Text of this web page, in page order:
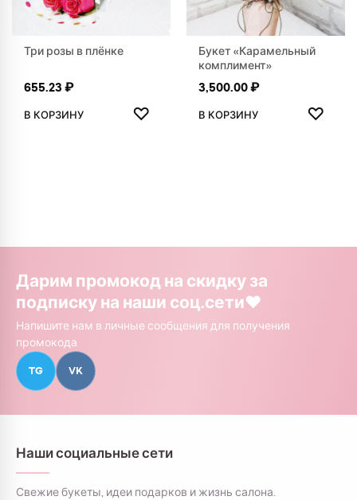
Три розы в плёнке
655.23₽
В КОРЗИНУ ♡
ДОБАВИТЬ В ИЗБРАННОЕ
Букет «Карамельный
комплимент»
3,500.00₽
В КОРЗИНУ ♡
Дарим промокод на скидку за
подписку на наши соц.сети❤️
Напишите нам в личные сообщения для получения
промокода
TG VK
Наши социальные сети
Свежие букеты, идеи подарков и жизнь салона.